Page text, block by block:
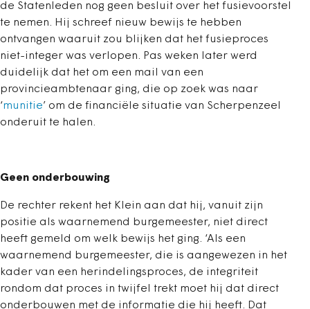
de Statenleden nog geen besluit over het fusievoorstel
te nemen. Hij schreef nieuw bewijs te hebben
ontvangen waaruit zou blijken dat het fusieproces
niet-integer was verlopen. Pas weken later werd
duidelijk dat het om een mail van een
provincieambtenaar ging, die op zoek was naar
‘munitie’ om de financiële situatie van Scherpenzeel
onderuit te halen.
Geen onderbouwing
De rechter rekent het Klein aan dat hij, vanuit zijn
positie als waarnemend burgemeester, niet direct
heeft gemeld om welk bewijs het ging. ‘Als een
waarnemend burgemeester, die is aangewezen in het
kader van een herindelingsproces, de integriteit
rondom dat proces in twijfel trekt moet hij dat direct
onderbouwen met de informatie die hij heeft. Dat